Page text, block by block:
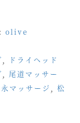
olive
ドライヘッド
尾道マッサー
マッサージ
松